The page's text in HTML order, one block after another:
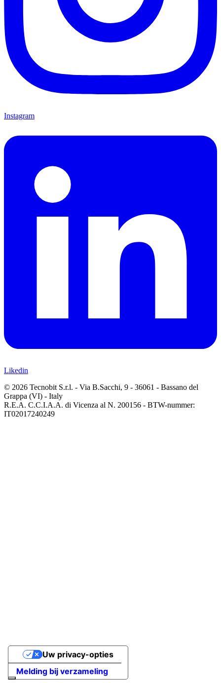
Instagram
Likedin
© 2026 Tecnobit S.r.l. - Via B.Sacchi, 9 - 36061 - Bassano del
Grappa (VI) - Italy
R.E.A. C.C.I.A.A. di Vicenza al N. 200156 - BTW-nummer:
IT02017240249
Melding bij verzameling
Uw privacy-opties